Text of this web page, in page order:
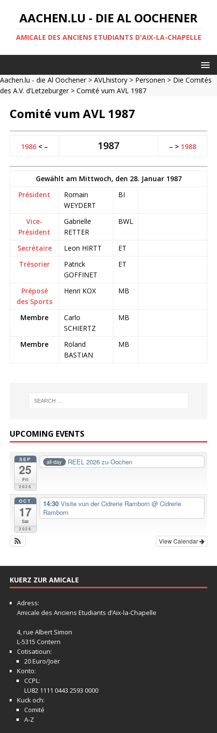
AACHEN.LU - DIE AL OOCHENER
AMICALE DES ANCIENS ETUDIANTS D'AIX-LA-CHAPELLE
Aachen.lu - die Al Oochener> AVLhistory > Personen > Die Comités
des A.V. d’Letzeburger> Comité vum AVL 1987
Comité vum AVL 1987
1986 < – 1987 – > 1988
Gewählt am Mittwoch, den 28. Januar 1987
Président
Romain
WEYDERT
BI
Vice-
Président
Gabrielle
RETTER
BWL
Secrétaire Leon HIRTT
ET
Trésorier
Patrick
GOFFINET
ET
Préposé
des Sports
Henri KOX MB
Membre
Carlo
SCHIERTZ
MB
Membre
Roland
BASTIAN
MB
UPCOMING EVENTS
SEP
25
Fri
2026
all-day REEL 2026 zu Oochen
OCT
17
Sat
2026
14:30 Visite vun der Cidrerie Ramborn @ Cidrerie
Ramborn
View Calendar
KUERZ ZUR AMICALE
Adress:
Amicale des Anciens Etudiants d’Aix-la-Chapelle
4, rue Albert Simon
L-5315 Contern
Cotisatioun:
20 Euro/Joër
Konto:
CCPL:
LU82 1111 0443 2593 0000
Kuck och:
Comité
A-Z